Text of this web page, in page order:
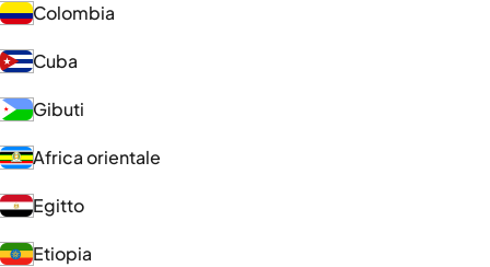
Colombia
Cuba
Gibuti
Africa orientale
Egitto
Etiopia